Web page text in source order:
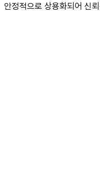
안정적으로 상용화되어 신